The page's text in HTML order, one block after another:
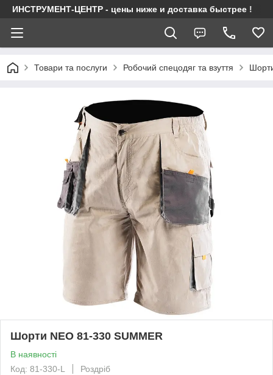
ИНСТРУМЕНТ-ЦЕНТР - цены ниже и доставка быстрее !
Товари та послуги Робочий спецодяг та взуття
Шорти NEO 81-330 SUMMER
В наявності
Код: 81-330-L
Роздріб